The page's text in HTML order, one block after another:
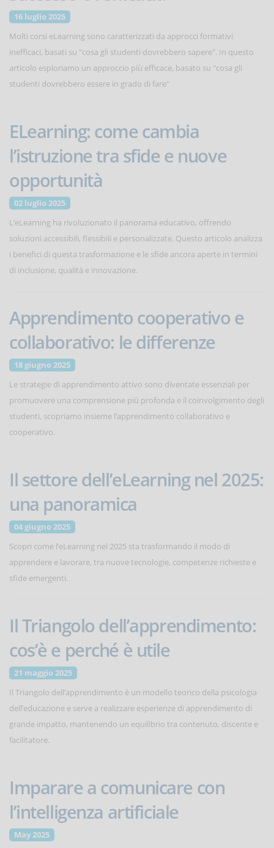
16 luglio 2025
Molti corsi eLearning sono caratterizzati da approcci formativi
inefficaci, basati su "cosa gli studenti dovrebbero sapere". In questo
articolo esploriamo un approccio più efficace, basato su "cosa gli
studenti dovrebbero essere in grado di fare"
ELearning: come cambia
l’istruzione tra sfide e nuove
opportunità
02 luglio 2025
L’eLearning ha rivoluzionato il panorama educativo, offrendo
soluzioni accessibili, flessibili e personalizzate. Questo articolo analizza
i benefici di questa trasformazione e le sfide ancora aperte in termini
di inclusione, qualità e innovazione.
Apprendimento cooperativo e
collaborativo: le differenze
18 giugno 2025
Le strategie di apprendimento attivo sono diventate essenziali per
promuovere una comprensione più profonda e il coinvolgimento degli
studenti, scopriamo insieme l’apprendimento collaborativo e
cooperativo.
Il settore dell’eLearning nel 2025:
una panoramica
04 giugno 2025
Scopri come l’eLearning nel 2025 sta trasformando il modo di
apprendere e lavorare, tra nuove tecnologie, competenze richieste e
sfide emergenti.
Il Triangolo dell’apprendimento:
cos’è e perché è utile
21 maggio 2025
Il Triangolo dell’apprendimento è un modello teorico della psicologia
dell’educazione e serve a realizzare esperienze di apprendimento di
grande impatto, mantenendo un equilibrio tra contenuto, discente e
facilitatore.
Imparare a comunicare con
l’intelligenza artificiale
May 2025